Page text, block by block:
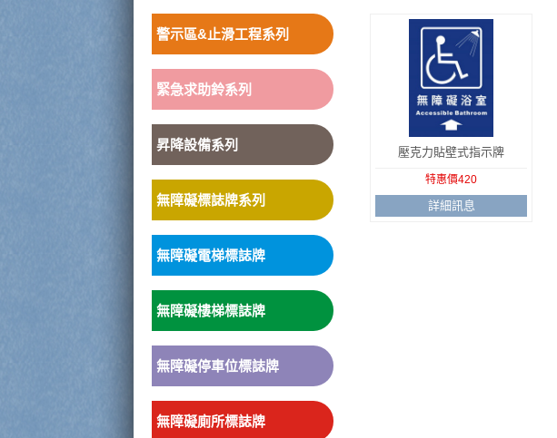
警示區&止滑工程系列
緊急求助鈴系列
昇降設備系列
無障礙標誌牌系列
無障礙電梯標誌牌
無障礙樓梯標誌牌
無障礙停車位標誌牌
無障礙廁所標誌牌
壓克力貼壁式指示牌
特惠價420
詳細訊息